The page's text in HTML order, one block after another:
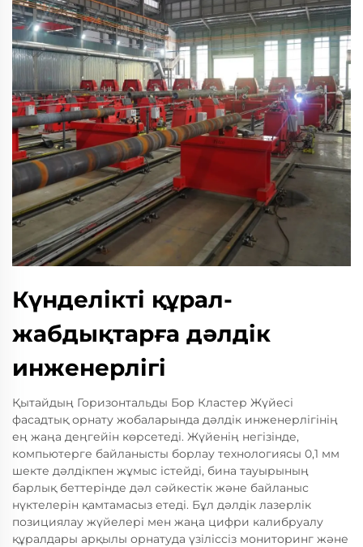
Күнделікті құрал-
жабдықтарға дәлдік
инженерлігі
Қытайдың Горизонтальды Бор Кластер Жүйесі
фасадтық орнату жобаларында дәлдік инженерлігінің
ең жаңа деңгейін көрсетеді. Жүйенің негізінде,
компьютерге байланысты борлау технологиясы 0,1 мм
шекте дәлдікпен жұмыс істейді, бина тауырының
барлық беттерінде дәл сәйкестік және байланыс
нүктелерін қамтамасыз етеді. Бұл дәлдік лазерлік
позициялау жүйелері мен жаңа цифри калибруалу
құралдары арқылы орнатуда үзіліссіз мониторинг және